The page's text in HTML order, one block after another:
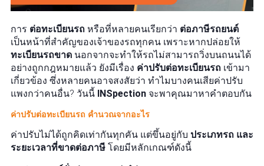
การ ต่อทะเบียนรถ หรือที่หลายคนเรียกว่า ต่อภาษีรถยนต์
เป็นหน้าที่สำคัญของเจ้าของรถทุกคน เพราะหากปล่อยให้
ทะเบียนรถขาด นอกจากจะทำให้รถไม่สามารถวิ่งบนถนนได้
อย่างถูกกฎหมายแล้ว ยังมีเรื่อง ค่าปรับต่อทะเบียนรถ เข้ามา
เกี่ยวข้อง ซึ่งหลายคนอาจสงสัยว่า ทำไมบางคนเสียค่าปรับ
แพงกว่าคนอื่น? วันนี้ INSpection จะพาคุณมาหาคำตอบกัน
ค่าปรับต่อทะเบียนรถ คำนวณจากอะไร
ค่าปรับไม่ได้ถูกคิดเท่ากันทุกคัน แต่ขึ้นอยู่กับ ประเภทรถ และ
ระยะเวลาที่ขาดต่อภาษี โดยมีหลักเกณฑ์ดังนี้